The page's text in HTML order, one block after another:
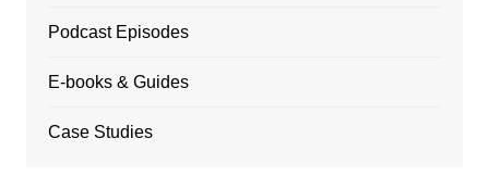
Podcast Episodes
E-books & Guides
Case Studies